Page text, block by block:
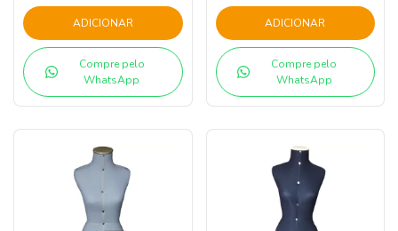
ADICIONAR
Compre pelo
WhatsApp
ADICIONAR
Compre pelo
WhatsApp